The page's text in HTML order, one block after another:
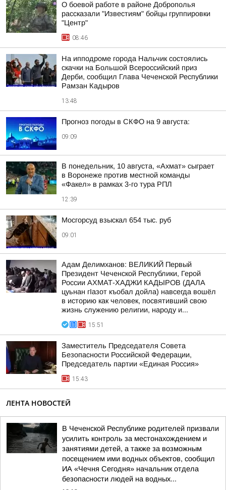
О боевой работе в районе Доброполья
рассказали "Известиям" бойцы группировки
"Центр"
08:46
На ипподроме города Нальчик состоялись
скачки на Большой Всероссийский приз
Дерби, сообщил Глава Чеченской Республики
Рамзан Кадыров
13:48
Прогноз погоды в СКФО на 9 августа:
09:09
В понедельник, 10 августа, «Ахмат» сыграет
в Воронеже против местной команды
«Факел» в рамках 3-го тура РПЛ
12:39
Мосгорсуд взыскал 654 тыс. руб
09:01
Адам Делимханов: ВЕЛИКИЙ Первый
Президент Чеченской Республики, Герой
России АХМАТ-ХАДЖИ КАДЫРОВ (ДАЛА
цуьнан гIазот къобал дойла) навсегда вошёл
в историю как человек, посвятивший свою
жизнь служению религии, народу и...
15:51
Заместитель Председателя Совета
Безопасности Российской Федерации,
Председатель партии «Единая Россия»
15:43
ЛЕНТА НОВОСТЕЙ
В Чеченской Республике родителей призвали
усилить контроль за местонахождением и
занятиями детей, а также за возможным
посещением ими водных объектов, сообщил
ИА «Чечня Сегодня» начальник отдела
безопасности людей на водных...